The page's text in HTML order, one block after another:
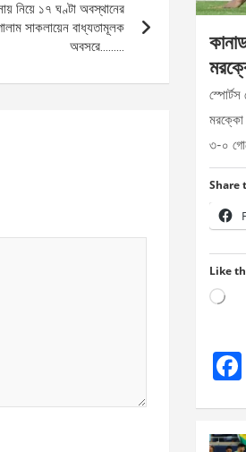
নিয়ে ১৭ ঘণ্টা অবস্থানের
সাকলায়েন বাধ্যতামূলক
অবসরে………
মরক্কো।
৩-০
Share
Like